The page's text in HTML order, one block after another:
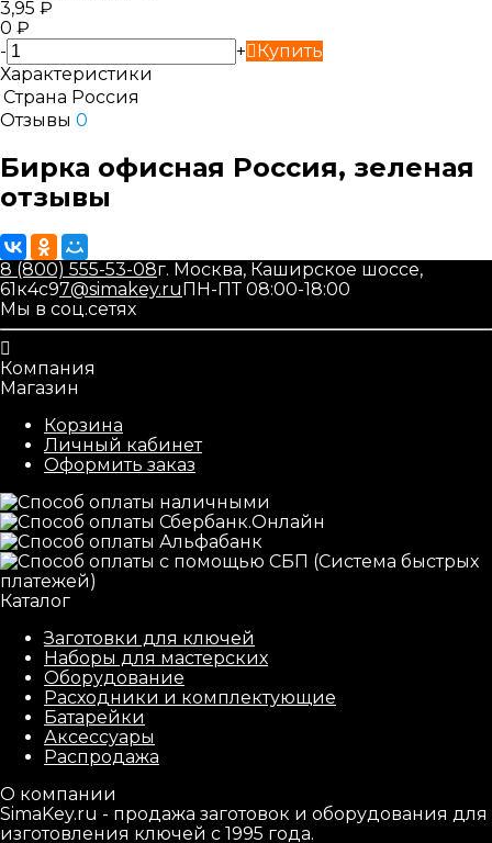
3,95 ₽
0 ₽
-
+
Купить
Характеристики
Страна Россия
Отзывы 0
Бирка офисная Россия, зеленая
отзывы
8 (800) 555-53-08г. Москва, Каширское шоссе,
61к4с97@simakey.ruПН-ПТ 08:00-18:00
Мы в соц.сетях
Компания
Магазин
Корзина
Личный кабинет
Оформить заказ
Каталог
Заготовки для ключей
Наборы для мастерских
Оборудование
Расходники и комплектующие
Батарейки
Аксессуары
Распродажа
О компании
SimaKey.ru - продажа заготовок и оборудования для
изготовления ключей с 1995 года.